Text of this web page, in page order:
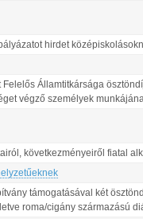
hirdet
Államtitkársága
végző személyek
következményeiről fiatal
támogatásával két
roma/cigány származású